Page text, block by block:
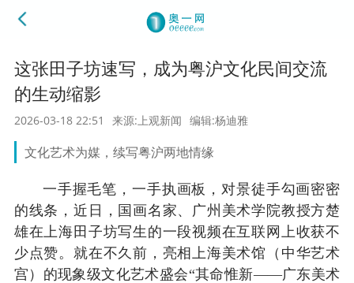
这张田子坊速写，成为粤沪文化民间交流
的生动缩影
2026-03-18 22:51 来源:上观新闻 编辑:杨迪雅
文化艺术为媒，续写粤沪两地情缘
一手握毛笔，一手执画板，对景徒手勾画密密
的线条，近日，国画名家、广州美术学院教授方楚
雄在上海田子坊写生的一段视频在互联网上收获不
少点赞。就在不久前，亮相上海美术馆（中华艺术
宫）的现象级文化艺术盛会“其命惟新——广东美术